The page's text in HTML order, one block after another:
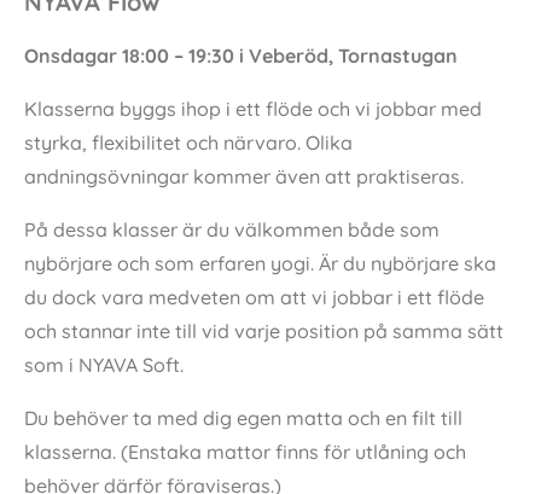
Onsdagar 18:00 – 19:30 i Veberöd, Tornastugan
Klasserna byggs ihop i ett flöde och vi jobbar med
styrka, flexibilitet och närvaro. Olika
andningsövningar kommer även att praktiseras.
På dessa klasser är du välkommen både som
nybörjare och som erfaren yogi. Är du nybörjare ska
du dock vara medveten om att vi jobbar i ett flöde
och stannar inte till vid varje position på samma sätt
som i NYAVA Soft.
Du behöver ta med dig egen matta och en filt till
klasserna. (Enstaka mattor finns för utlåning och
behöver därför föraviseras.)